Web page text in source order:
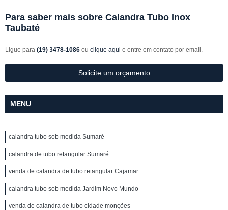
Para saber mais sobre Calandra Tubo Inox
Taubaté
Ligue para (19) 3478-1086 ou clique aqui e entre em contato por email.
Solicite um orçamento
MENU
calandra tubo sob medida Sumaré
calandra de tubo retangular Sumaré
venda de calandra de tubo retangular Cajamar
calandra tubo sob medida Jardim Novo Mundo
venda de calandra de tubo cidade monções